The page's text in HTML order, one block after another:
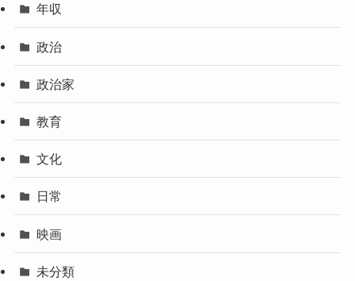
年収
政治
政治家
教育
文化
日常
映画
未分類